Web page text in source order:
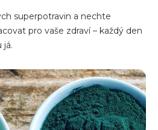
superpotravin a nechte
pro vaše zdraví – každý den
já.